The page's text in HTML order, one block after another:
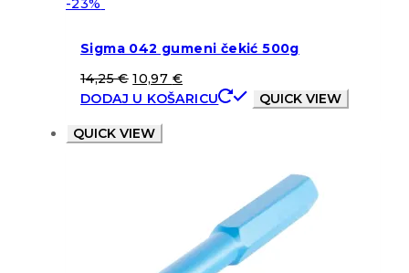
-23%
Sigma 042 gumeni čekić 500g
14,25€ 10,97 €
DODAJ U KOŠARICU
QUICK VIEW
QUICK VIEW